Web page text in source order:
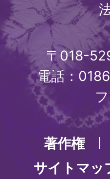
〒018-
電話：
著作権
サイトマッ